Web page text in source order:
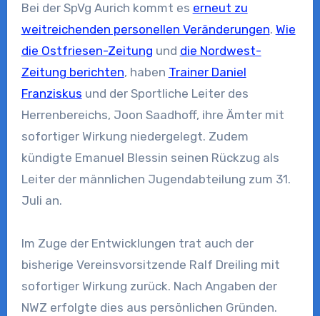
Bei der SpVg Aurich kommt es erneut zu
weitreichenden personellen Veränderungen. Wie
die Ostfriesen-Zeitung und die Nordwest-
Zeitung berichten, haben Trainer Daniel
Franziskus und der Sportliche Leiter des
Herrenbereichs, Joon Saadhoff, ihre Ämter mit
sofortiger Wirkung niedergelegt. Zudem
kündigte Emanuel Blessin seinen Rückzug als
Leiter der männlichen Jugendabteilung zum 31.
Juli an.
Im Zuge der Entwicklungen trat auch der
bisherige Vereinsvorsitzende Ralf Dreiling mit
sofortiger Wirkung zurück. Nach Angaben der
NWZ erfolgte dies aus persönlichen Gründen.